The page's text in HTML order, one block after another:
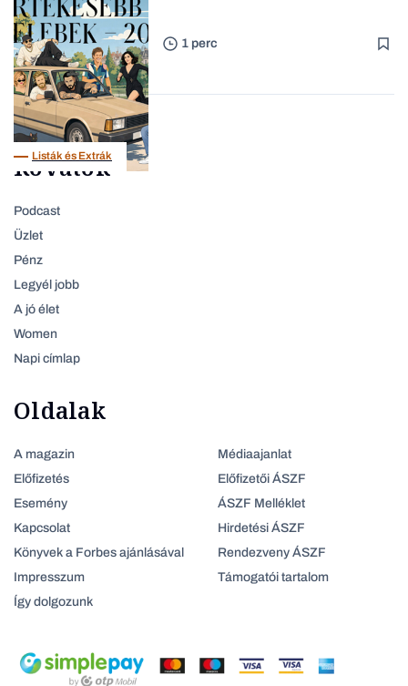
Content Lab HUB
Listák és Extrák
1 perc
Rovatok
Podcast
Üzlet
Pénz
Legyél jobb
A jó élet
Women
Napi címlap
Oldalak
A magazin
Előfizetés
Esemény
Kapcsolat
Könyvek a Forbes ajánlásával
Impresszum
Így dolgozunk
Médiaajanlat
Előfizetői ÁSZF
ÁSZF Melléklet
Hirdetési ÁSZF
Rendezveny ÁSZF
Támogatói tartalom